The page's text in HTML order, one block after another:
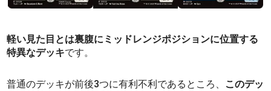
軽い見た目とは裏腹にミッドレンジポジションに位置する
特異なデッキです。
普通のデッキが前後3つに有利不利であるところ、 このデッ